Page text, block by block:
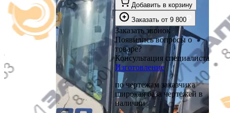
Добавить в корзину
Заказать от 9 800
Заказать звонок
Появились вопросы о
товаре?
Консультация специалиста
Изготовление
по чертежам заказчика
широкая база чертежей в
наличии